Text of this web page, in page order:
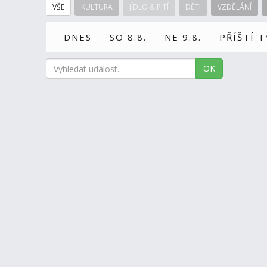
VŠE KULTURA JÍDLO & PITÍ DĚTI VZDĚLÁNÍ
DNES SO 8.8. NE 9.8. PŘÍŠTÍ
OK